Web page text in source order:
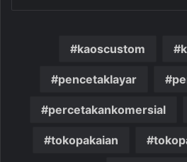
kaoscustom
pencetaklayar
percetakankomersial
tokopakaian